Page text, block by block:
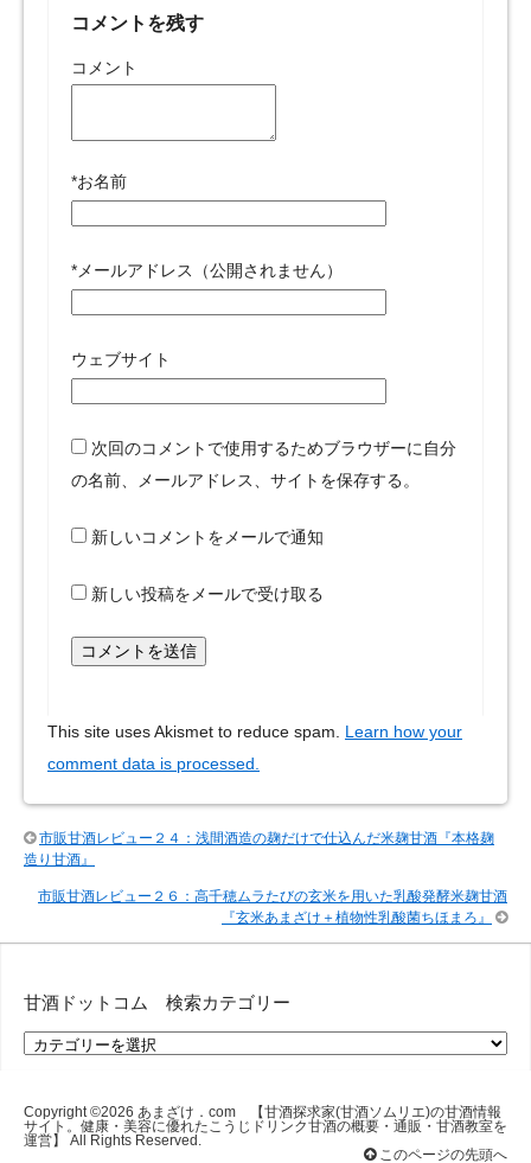
コメントを残す
コメント
*お名前
* メールアドレス（公開されません）
ウェブサイト
次回のコメントで使用するためブラウザーに自分
の名前、メールアドレス、サイトを保存する。
新しいコメントをメールで通知
新しい投稿をメールで受け取る
This site uses Akismet to reduce spam. Learn how your
comment data is processed.
市販甘酒レビュー２４：浅間酒造の麹だけで仕込んだ米麹甘酒『本格麹
造り甘酒』
市販甘酒レビュー２６：高千穂ムラたびの玄米を用いた乳酸発酵米麹甘酒
『玄米あまざけ＋植物性乳酸菌ちほまろ』
甘酒ドットコム 検索カテゴリー
甘
ッ
ト
Copyright ©2026 あまざけ．com 【甘酒探求家(甘酒ソムリエ)の甘酒情報
サイト。健康・美容に優れたこうじドリンク甘酒の概要・通販・甘酒教室を
運営】
All Rights Reserved.
このページの先頭へ